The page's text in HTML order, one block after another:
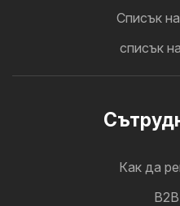
Cписък
списък
Как да